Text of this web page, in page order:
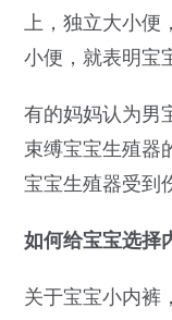
上，独立大小便
小便，就表明宝
有的妈妈认为男
束缚宝宝生殖器
宝宝生殖器受到
如何给宝宝选择
关于宝宝小内裤